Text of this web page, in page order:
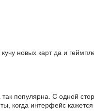
новых карт да и
популярна. С одной
когда интерфейс